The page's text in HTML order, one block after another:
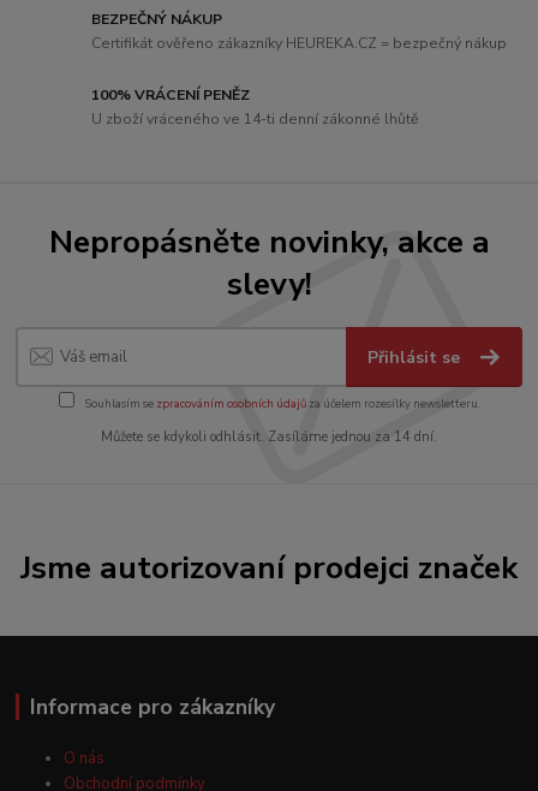
BEZPEČNÝ NÁKUP
Certifikát ověřeno zákazníky HEUREKA.CZ = bezpečný nákup
100% VRÁCENÍ PENĚZ
U zboží vráceného ve 14-ti denní zákonné lhůtě
Nepropásněte novinky, akce a
slevy!
Přihlásit se
Souhlasím se zpracováním osobních údajůza účelem rozesílky newsletteru.
Můžete se kdykoli odhlásit. Zasíláme jednou za 14 dní.
Jsme autorizovaní prodejci značek
Informace pro zákazníky
O nás
Obchodní podmínky